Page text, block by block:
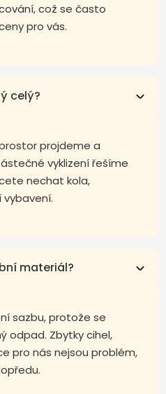
což se často
pro vás.
celý?
projdeme a
vyklizení řešíme
nechat kola,
vybavení.
materiál?
sazbu, protože se
odpad. Zbytky cihel,
pro nás nejsou problém,